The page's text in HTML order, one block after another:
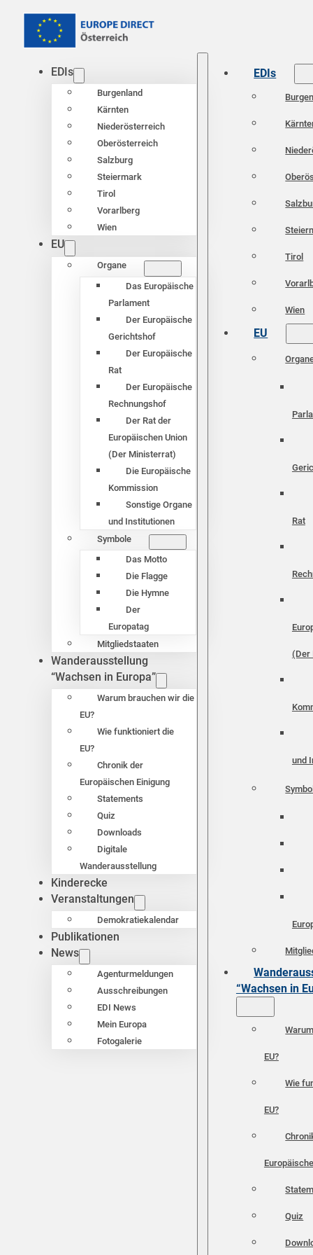
EDIs
Burgenland
Kärnten
Niederösterreich
Oberösterreich
Salzburg
Steiermark
Tirol
Vorarlberg
Wien
EU
Organe
Das Europäische
Parlament
Der Europäische
Gerichtshof
Der Europäische
Rat
Der Europäische
Rechnungshof
Der Rat der
Europäischen Union
(Der Ministerrat)
Die Europäische
Kommission
Sonstige Organe
und Institutionen
Symbole
Das Motto
Die Flagge
Die Hymne
Der
Europatag
Mitgliedstaaten
Wanderausstellung
“Wachsen in Europa”
Warum brauchen wir die
EU?
Wie funktioniert die
EU?
Chronik der
Europäischen Einigung
Statements
Quiz
Downloads
Digitale
Wanderausstellung
Kinderecke
Veranstaltungen
Demokratiekalendar
Publikationen
News
Agenturmeldungen
Ausschreibungen
EDI News
Mein Europa
Fotogalerie
EDIs
Tirol
Wien
EU
Rat
(Der
und
“Wachsen in
EU?
Wie
EU?
Quiz